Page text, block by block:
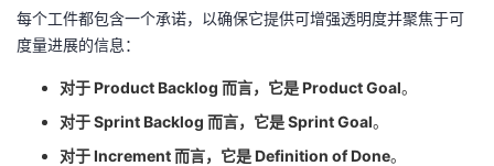
每个工件都包含一个承诺，以确保它提供可增强透明度并聚焦于可
度量进展的信息：
对于 Product Backlog 而言，它是 Product Goal。
对于 Sprint Backlog 而言，它是 Sprint Goal。
对于 Increment 而言，它是 Definition of Done。